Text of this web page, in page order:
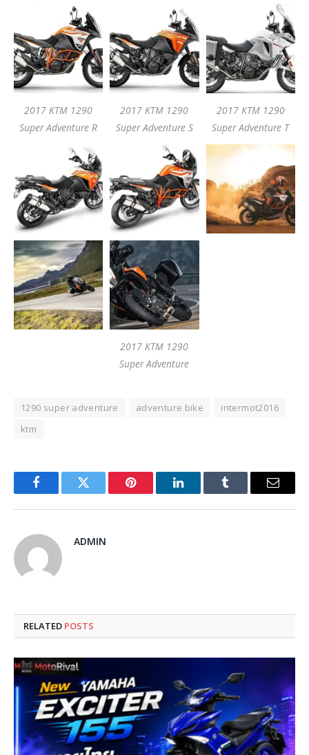
2017 KTM 1290
Super Adventure R
2017 KTM 1290
Super Adventure S
2017 KTM 1290
Super Adventure T
2017 KTM 1290
Super Adventure
1290 super adventure adventure bike
intermot2016
ktm
FacebookTwitter Pinterest LinkedInTumblr Email
ADMIN
RELATED POSTS